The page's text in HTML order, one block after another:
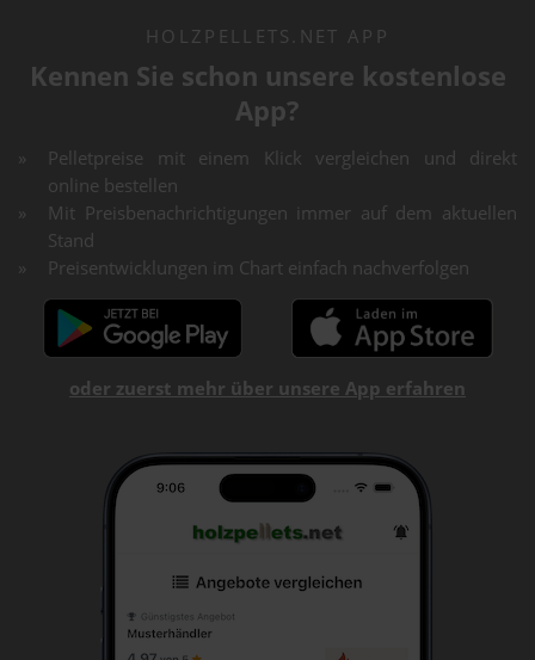
HOLZPELLETS.NET APP
Kennen Sie schon unsere kostenlose
App?
Pelletpreise mit einem Klick vergleichen und direkt
online bestellen
Mit Preisbenachrichtigungen immer auf dem aktuellen
Stand
Preisentwicklungen im Chart einfach nachverfolgen
oder zuerst mehr über unsere App erfahren